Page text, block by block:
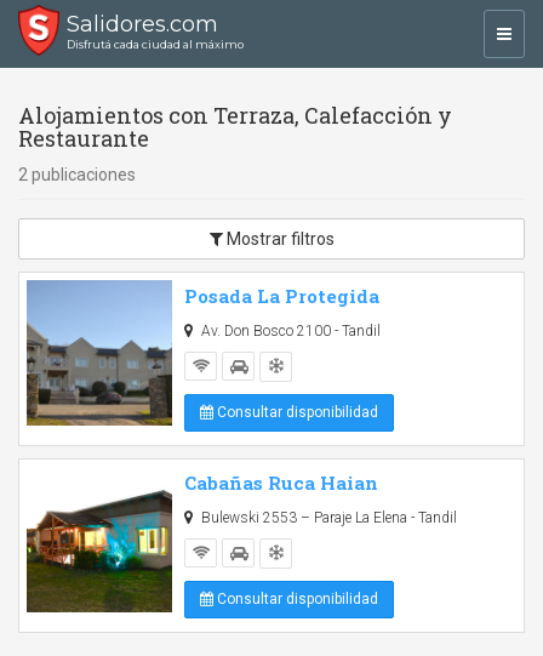
Salidores.com
Disfrutá cada ciudad al máximo
Alojamientos con Terraza, Calefacción y
Restaurante
2 publicaciones
Mostrar filtros
Posada La Protegida
Av. Don Bosco 2100 - Tandil
Consultar disponibilidad
Cabañas Ruca Haian
Bulewski 2553 – Paraje La Elena - Tandil
Consultar disponibilidad